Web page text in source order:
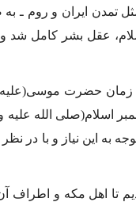
تمدن ایران و روم ـ
اسلام، عقل بشر كامل شد
زمان حضرت موسى(علیه
اسلام(صلى الله علیه
توجه به این نیاز و با در
تا اهل مكه و اطراف